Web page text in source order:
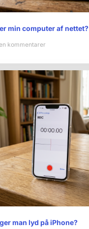
min computer af nettet?
kommentarer
man lyd på iPhone?